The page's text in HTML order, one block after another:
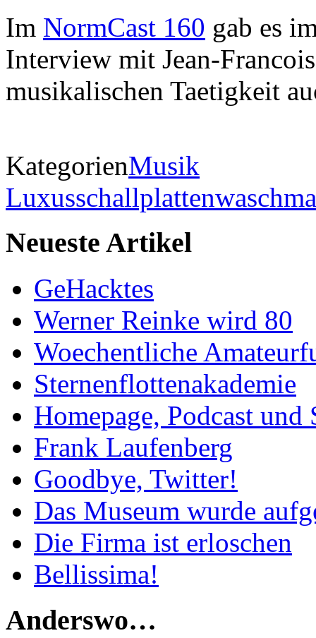
Im NormCast 160 gab es
Interview mit Jean-
musikalischen Taetigkeit
KategorienMusik
Neueste Artikel
GeHacktes
Werner Reinke wird 80
Woechentliche
Sternenflottenakademie
Homepage, Podcast
Frank Laufenberg
Goodbye, Twitter!
Das Museum wurde
Die Firma ist erloschen
Bellissima!
Anderswo…